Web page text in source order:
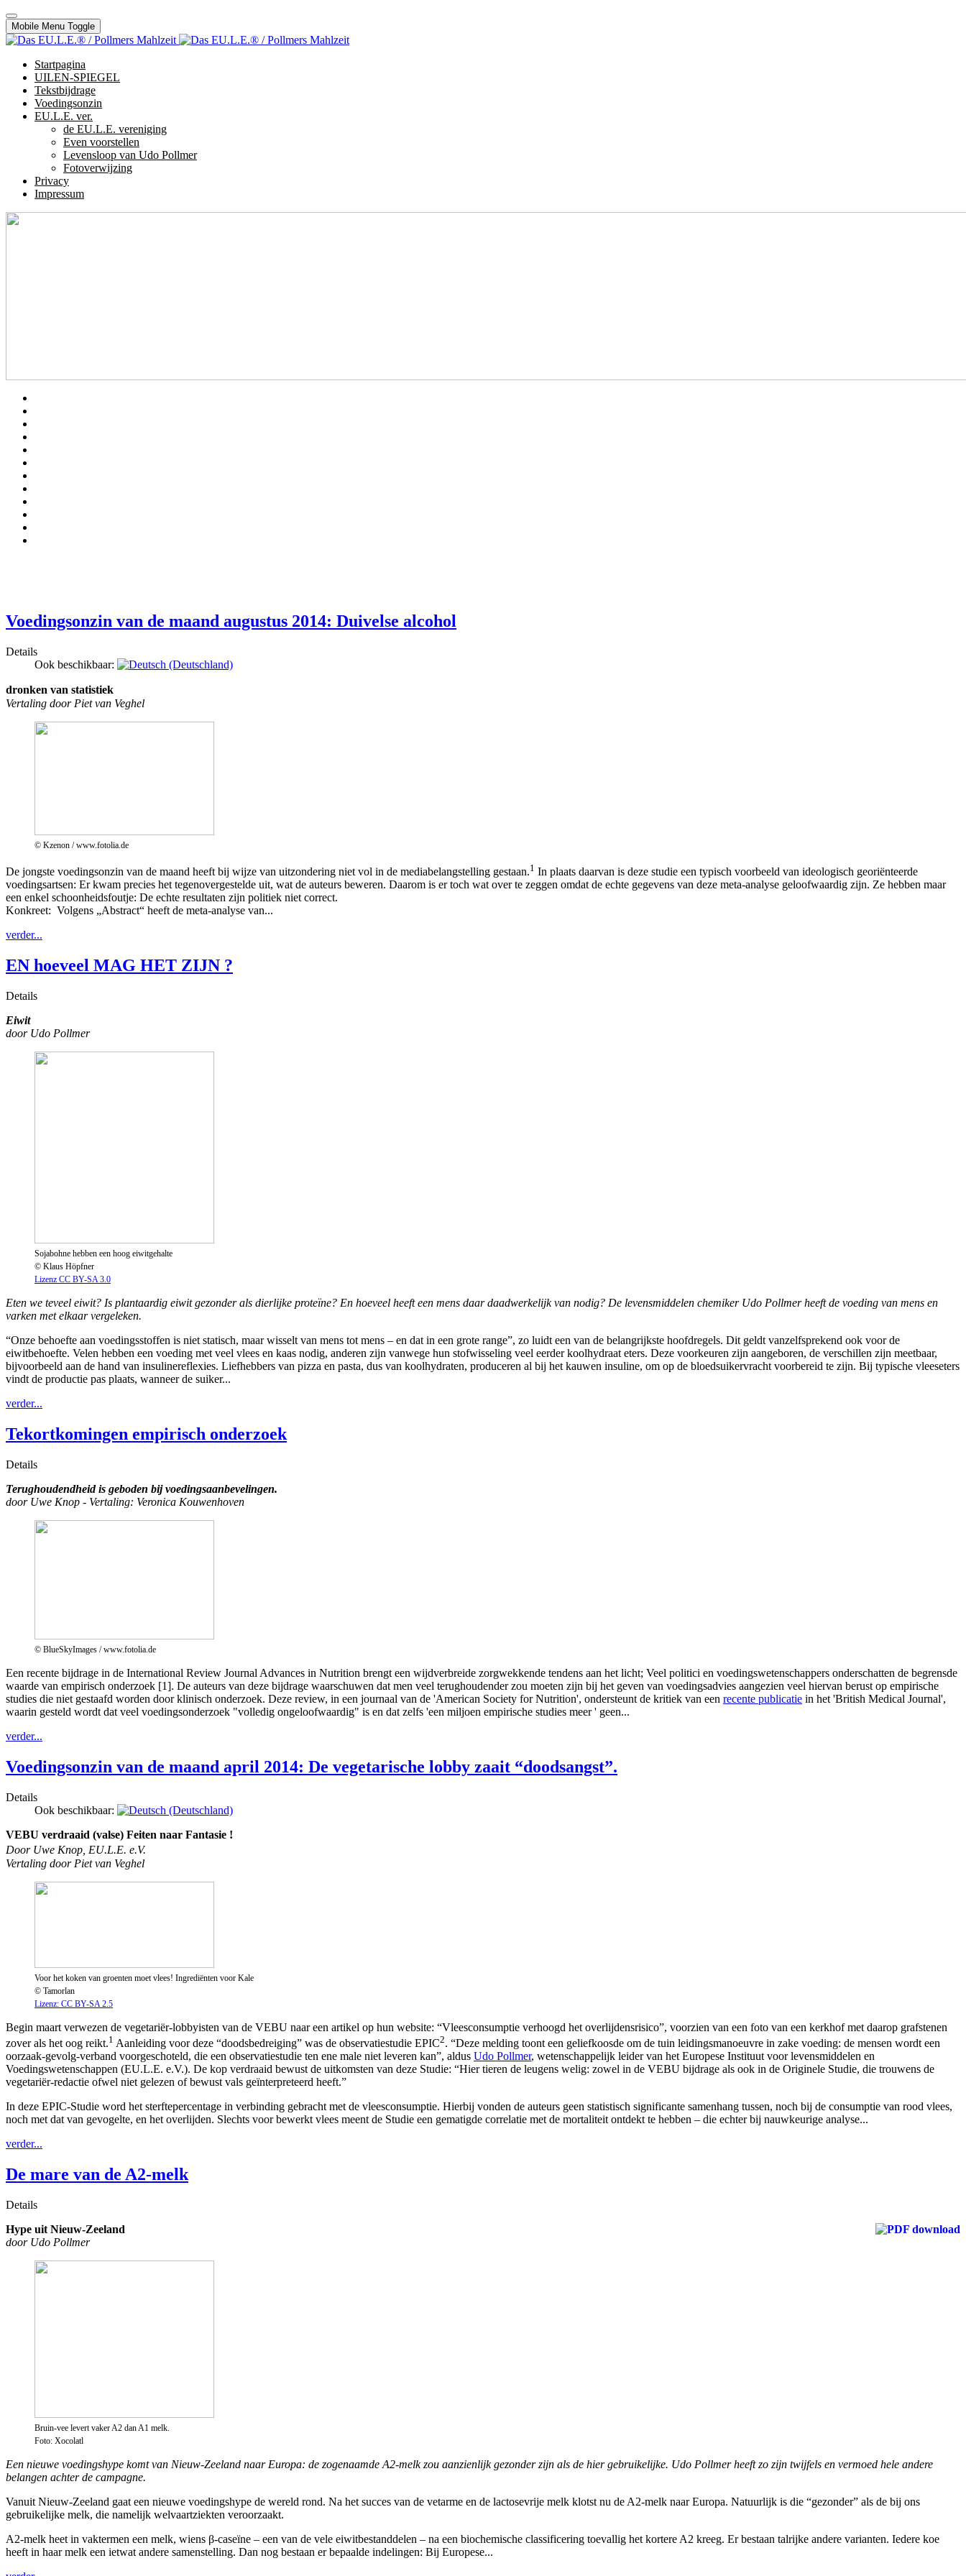
Mobile Menu Toggle
Startpagina
UILEN-SPIEGEL
Tekstbijdrage
Voedingsonzin
EU.L.E. ver.
de EU.L.E. vereniging
Even voorstellen
Levensloop van Udo Pollmer
Fotoverwijzing
Privacy
Impressum
Voedingsonzin van de maand augustus 2014: Duivelse alcohol
Details
Ook beschikbaar:
dronken van statistiek
Vertaling door Piet van Veghel
© Kzenon / www.fotolia.de
De jongste voedingsonzin van de maand heeft bij wijze van uitzondering niet vol in de mediabelangstelling gestaan.1 In plaats daarvan is deze studie een typisch voorbeeld van ideologisch georiënteerde
voedingsartsen: Er kwam precies het tegenovergestelde uit, wat de auteurs beweren. Daarom is er toch wat over te zeggen omdat de echte gegevens van deze meta-analyse geloofwaardig zijn. Ze hebben maar
een enkel schoonheidsfoutje: De echte resultaten zijn politiek niet correct.
Konkreet: Volgens „Abstract“ heeft de meta-analyse van...
verder...
EN hoeveel MAG HET ZIJN ?
Details
Eiwit
door Udo Pollmer
Sojabohne hebben een hoog eiwitgehalte
© Klaus Höpfner
Lizenz CC BY-SA 3.0
Eten we teveel eiwit? Is plantaardig eiwit gezonder als dierlijke proteïne? En hoeveel heeft een mens daar daadwerkelijk van nodig? De levensmiddelen chemiker Udo Pollmer heeft de voeding van mens en
varken met elkaar vergeleken.
“Onze behoefte aan voedingsstoffen is niet statisch, maar wisselt van mens tot mens – en dat in een grote range”, zo luidt een van de belangrijkste hoofdregels. Dit geldt vanzelfsprekend ook voor de
eiwitbehoefte. Velen hebben een voeding met veel vlees en kaas nodig, anderen zijn vanwege hun stofwisseling veel eerder koolhydraat eters. Deze voorkeuren zijn aangeboren, de verschillen zijn meetbaar,
bijvoorbeeld aan de hand van insulinereflexies. Liefhebbers van pizza en pasta, dus van koolhydraten, produceren al bij het kauwen insuline, om op de bloedsuikervracht voorbereid te zijn. Bij typische vleeseters
vindt de productie pas plaats, wanneer de suiker...
verder...
Tekortkomingen empirisch onderzoek
Details
Terughoudendheid is geboden bij voedingsaanbevelingen.
door Uwe Knop - Vertaling: Veronica Kouwenhoven
© BlueSkyImages / www.fotolia.de
Een recente bijdrage in de International Review Journal Advances in Nutrition brengt een wijdverbreide zorgwekkende tendens aan het licht; Veel politici en voedingswetenschappers onderschatten de begrensde
waarde van empirisch onderzoek [1]. De auteurs van deze bijdrage waarschuwen dat men veel terughoudender zou moeten zijn bij het geven van voedingsadvies aangezien veel hiervan berust op empirische
studies die niet gestaafd worden door klinisch onderzoek. Deze review, in een journaal van de 'American Society for Nutrition', ondersteunt de kritiek van een recente publicatie in het 'British Medical Journal',
waarin gesteld wordt dat veel voedingsonderzoek "volledig ongeloofwaardig" is en dat zelfs 'een miljoen empirische studies meer ' geen...
verder...
Voedingsonzin van de maand april 2014: De vegetarische lobby zaait “doodsangst”.
Details
Ook beschikbaar:
VEBU verdraaid (valse) Feiten naar Fantasie !
Door Uwe Knop, EU.L.E. e.V.
Vertaling door Piet van Veghel
Voor het koken van groenten moet vlees! Ingrediënten voor Kale
© Tamorlan
Lizenz: CC BY-SA 2.5
Begin maart verwezen de vegetariër-lobbyisten van de VEBU naar een artikel op hun website: “Vleesconsumptie verhoogd het overlijdensrisico”, voorzien van een foto van een kerkhof met daarop grafstenen
zover als het oog reikt.1 Aanleiding voor deze “doodsbedreiging” was de observatiestudie EPIC2. “Deze melding toont een geliefkoosde om de tuin leidingsmanoeuvre in zake voeding: de mensen wordt een
oorzaak-gevolg-verband voorgeschoteld, die een observatiestudie ten ene male niet leveren kan”, aldus Udo Pollmer, wetenschappelijk leider van het Europese Instituut voor levensmiddelen en
Voedingswetenschappen (EU.L.E. e.V.). De kop verdraaid bewust de uitkomsten van deze Studie: “Hier tieren de leugens welig: zowel in de VEBU bijdrage als ook in de Originele Studie, die trouwens de
vegetariër-redactie ofwel niet gelezen of bewust vals geïnterpreteerd heeft.”
In deze EPIC-Studie word het sterftepercentage in verbinding gebracht met de vleesconsumptie. Hierbij vonden de auteurs geen statistisch significante samenhang tussen, noch bij de consumptie van rood vlees,
noch met dat van gevogelte, en het overlijden. Slechts voor bewerkt vlees meent de Studie een gematigde correlatie met de mortaliteit ontdekt te hebben – die echter bij nauwkeurige analyse...
verder...
De mare van de A2-melk
Details
Hype uit Nieuw-Zeeland
door Udo Pollmer
Bruin-vee levert vaker A2 dan A1 melk.
Foto: Xocolatl
Een nieuwe voedingshype komt van Nieuw-Zeeland naar Europa: de zogenaamde A2-melk zou aanzienlijk gezonder zijn als de hier gebruikelijke. Udo Pollmer heeft zo zijn twijfels en vermoed hele andere
belangen achter de campagne.
Vanuit Nieuw-Zeeland gaat een nieuwe voedingshype de wereld rond. Na het succes van de vetarme en de lactosevrije melk klotst nu de A2-melk naar Europa. Natuurlijk is die “gezonder” als de bij ons
gebruikelijke melk, die namelijk welvaartziekten veroorzaakt.
A2-melk heet in vaktermen een melk, wiens β-caseïne – een van de vele eiwitbestanddelen – na een biochemische classificering toevallig het kortere A2 kreeg. Er bestaan talrijke andere varianten. Iedere koe
heeft in haar melk een ietwat andere samenstelling. Dan nog bestaan er bepaalde indelingen: Bij Europese...